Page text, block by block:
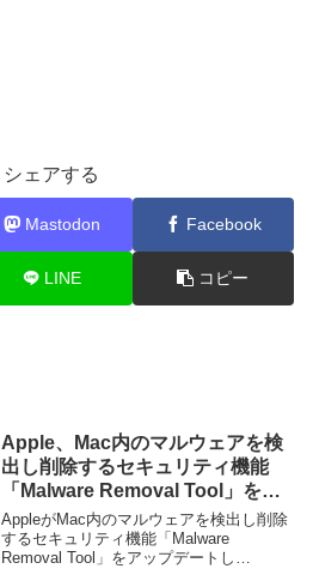
シェアする
Mastodon Facebook
LINE コピー
Apple、Mac内のマルウェアを検
出し削除するセキュリティ機能
「Malware Removal Tool」をア
ップデートし
「MACOS.c6f4351」マルウェア
の検出に対応。
AppleがMac内のマルウェアを検出し削除
するセキュリティ機能「Malware
Removal Tool」をアップデートし